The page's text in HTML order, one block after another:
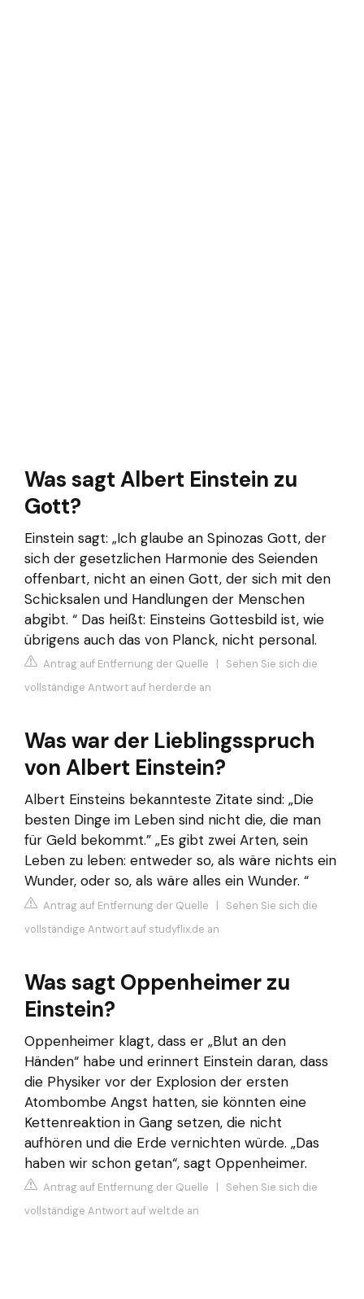
Was sagt Albert Einstein zu
Gott?
Einstein sagt: „Ich glaube an Spinozas Gott, der
sich der gesetzlichen Harmonie des Seienden
offenbart, nicht an einen Gott, der sich mit den
Schicksalen und Handlungen der Menschen
abgibt. “ Das heißt: Einsteins Gottesbild ist, wie
übrigens auch das von Planck, nicht personal.
Antrag auf Entfernung der Quelle | Sehen Sie sich die
vollständige Antwort auf herder.de an
Was war der Lieblingsspruch
von Albert Einstein?
Albert Einsteins bekannteste Zitate sind: „Die
besten Dinge im Leben sind nicht die, die man
für Geld bekommt.” „Es gibt zwei Arten, sein
Leben zu leben: entweder so, als wäre nichts ein
Wunder, oder so, als wäre alles ein Wunder. “
Antrag auf Entfernung der Quelle | Sehen Sie sich die
vollständige Antwort auf studyflix.de an
Was sagt Oppenheimer zu
Einstein?
Oppenheimer klagt, dass er „Blut an den
Händen“ habe und erinnert Einstein daran, dass
die Physiker vor der Explosion der ersten
Atombombe Angst hatten, sie könnten eine
Kettenreaktion in Gang setzen, die nicht
aufhören und die Erde vernichten würde. „Das
haben wir schon getan“, sagt Oppenheimer.
Antrag auf Entfernung der Quelle | Sehen Sie sich die
vollständige Antwort auf welt.de an